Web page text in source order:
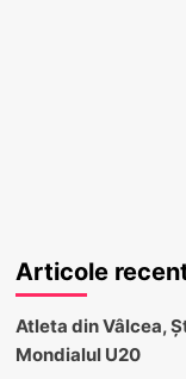
Articole
Atleta din Vâlcea,
Mondialul U20